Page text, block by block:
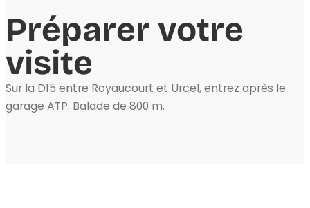
Préparer votre
visite
Sur la D15 entre Royaucourt et Urcel, entrez après le
garage ATP. Balade de 800 m.